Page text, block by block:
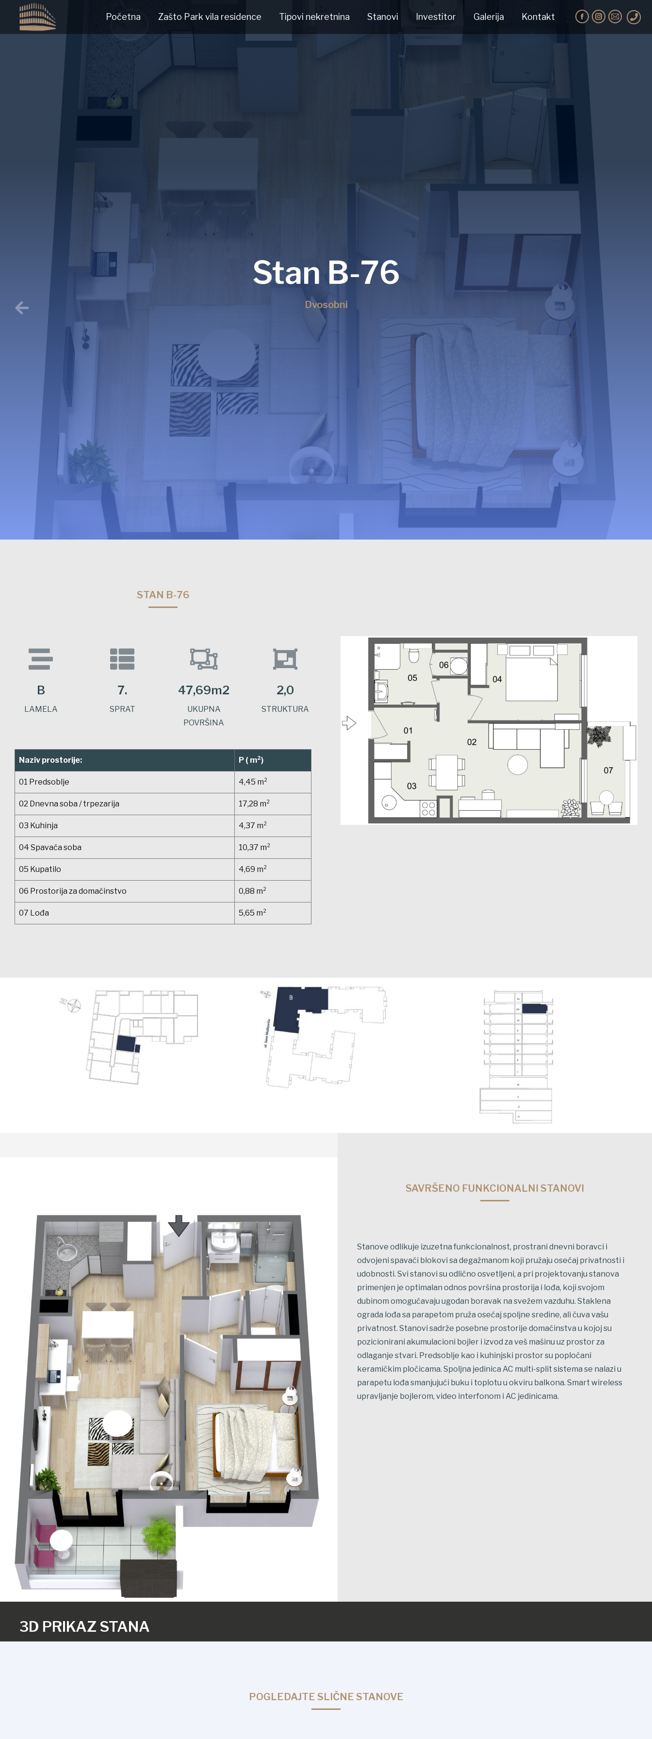
Početna Zašto Park vila residence Tipovi nekretnina Stanovi Investitor Galerija Kontakt
Stan B-76
Dvosobni
STAN B-76
B
LAMELA
7.
SPRAT
47,69m2
UKUPNA
POVRŠINA
2,0
STRUKTURA
Naziv prostorije: P ( m²)
01 Predsoblje 4,45 m²
02 Dnevna soba / trpezarija 17,28 m²
03 Kuhinja 4,37 m²
04 Spavaća soba 10,37 m²
05 Kupatilo 4,69 m²
06 Prostorija za domaćinstvo 0,88 m²
07 Lođa 5,65 m²
SAVRŠENO FUNKCIONALNI STANOVI
Stanove odlikuje izuzetna funkcionalnost, prostrani dnevni boravci i
odvojeni spavaći blokovi sa degažmanom koji pružaju osećaj privatnosti i
udobnosti. Svi stanovi su odlično osvetljeni, a pri projektovanju stanova
primenjen je optimalan odnos površina prostorija i lođa, koji svojom
dubinom omogućavaju ugodan boravak na svežem vazduhu. Staklena
ograda lođa sa parapetom pruža osećaj spoljne sredine, ali čuva vašu
privatnost. Stanovi sadrže posebne prostorije domaćinstva u kojoj su
pozicionirani akumulacioni bojler i izvod za veš mašinu uz prostor za
odlaganje stvari. Predsoblje kao i kuhinjski prostor su popločani
keramičkim pločicama. Spoljna jedinica AC multi-split sistema se nalazi u
parapetu lođa smanjujući buku i toplotu u okviru balkona. Smart wireless
upravljanje bojlerom, video interfonom i AC jedinicama.
3D PRIKAZ STANA
POGLEDAJTE SLIČNE STANOVE